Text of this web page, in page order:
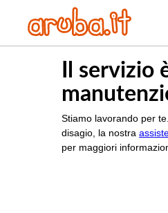
Il servizio
Stiamo lavorando per
disagio, la nostra
per maggiori